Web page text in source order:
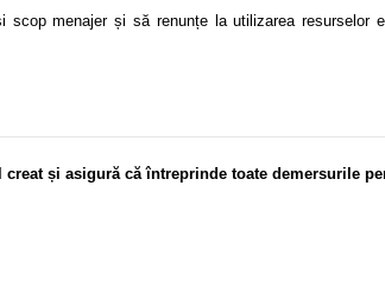
menajer și să renunțe la utilizarea resurselor
și asigură că întreprinde toate demersurile